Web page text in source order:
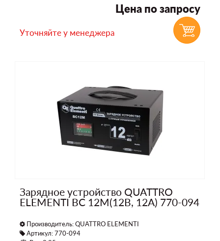
Цена по запросу
Уточняйте у менеджера
Зарядное устройство QUATTRO
ELEMENTI BC 12M(12В, 12А) 770-094
Производитель:QUATTRO ELEMENTI
Артикул: 770-094